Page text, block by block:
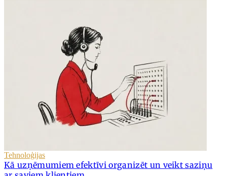
Tehnoloģijas
Kā uzņēmumiem efektīvi organizēt un veikt saziņu